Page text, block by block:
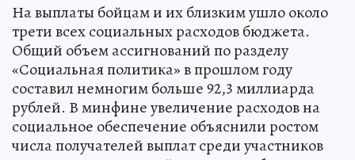
На выплаты бойцам и их близким ушло около
трети всех социальных расходов бюджета.
Общий объем ассигнований по разделу
«Социальная политика» в прошлом году
составил немногим больше 92,3 миллиарда
рублей. В минфине увеличение расходов на
социальное обеспечение объяснили ростом
числа получателей выплат среди участников